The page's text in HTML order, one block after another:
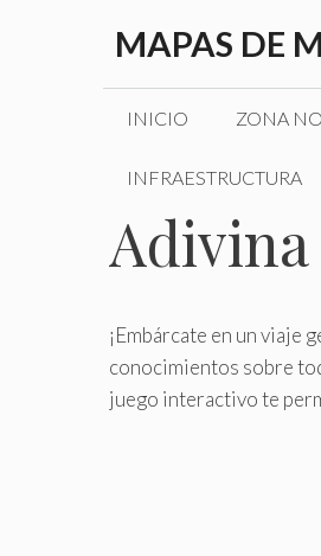
MAPAS DE
INICIO ZONA
INFRAESTRUCTURA
Adivina
¡Embárcate en un viaje
conocimientos sobre
juego interactivo te